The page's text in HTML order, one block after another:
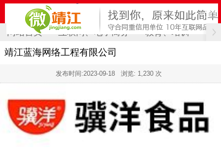
网站首页 互联网、电子商务 教育、培训 计
靖江蓝海网络工程有限公司
发布时间:2023-09-18 浏览: 1,230 次